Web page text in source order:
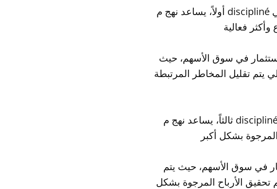
أولاً، يساعد نهج م discipliné على تحديد الأهداف والخطط المحددة للمستثمر، وبالتالي
في سوق الأسهم، حيث
يتم تقليل المخاطر المرتبطة
ثالثاً، يساعد نهج م discipliné على تحسين القدرة على اتخاذ القرارات الصحيحة في
في سوق الأسهم، حيث يتم
الأرباح المرجوة بشكل